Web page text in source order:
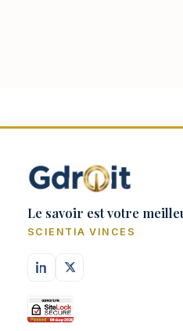
Le savoir est votre
SCIENTIA VINCES